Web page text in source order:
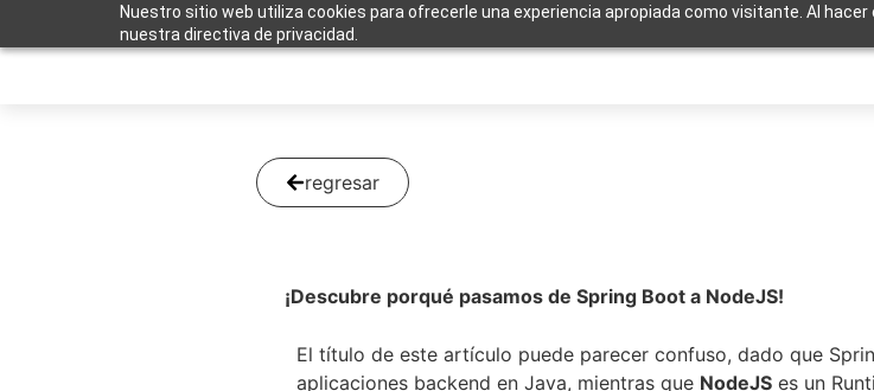
Nuestro sitio web utiliza cookies para ofrecerle una experiencia apropiada como visitante. Al
nuestra directiva de privacidad.
regresar
¡Descubre porqué pasamos de Spring Boot a NodeJS!
El título de este artículo puede parecer confuso, dado que
aplicaciones backend en Java, mientras que NodeJS es un